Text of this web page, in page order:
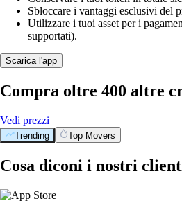
Sbloccare i vantaggi esclusivi del
Utilizzare i tuoi asset per i
supportati).
Scarica l'app
Compra oltre 400 altre
Vedi prezzi
Trending Top Movers
Cosa diconi i nostri